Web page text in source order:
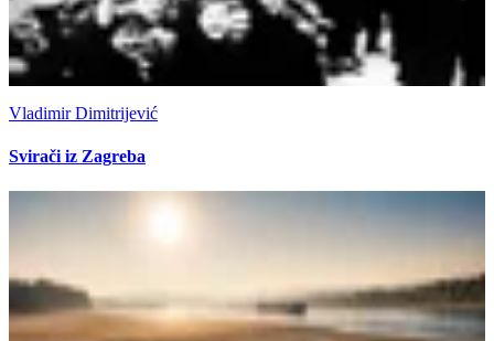
Vladimir Dimitrijević
Svirači iz Zagreba